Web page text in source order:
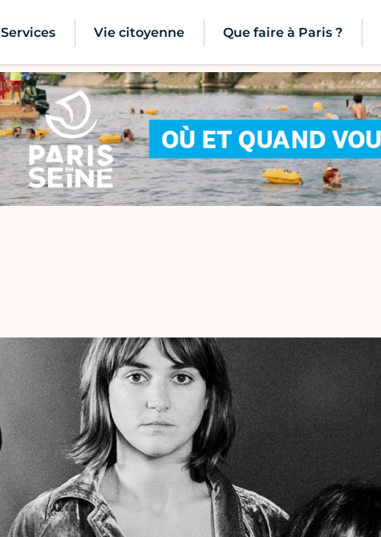
Services Vie citoyenne Que faire à Paris ?